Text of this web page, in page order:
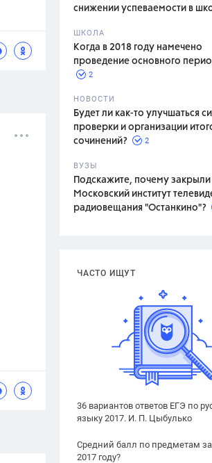
снижении успеваемости в
ШКОЛА
Когда в 2018 году намечено
проведение основного
2
НОВОСТИ
Будет ли как-то улучшаться
проверки и организации
сочинений?
2
ВУЗЫ
Подскажите, почему
Московский институт
радиовещания "Останкино"?
ЧАСТО ИЩУТ
36 вариантов ответов ЕГЭ по
языку 2017. И. П. Цыбулько
Средний балл по предметам
2017 году?